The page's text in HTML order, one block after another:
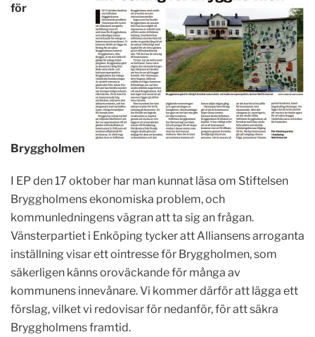
för
Bryggholmen
I EP den 17 oktober har man kunnat läsa om Stiftelsen
Bryggholmens ekonomiska problem, och
kommunledningens vägran att ta sig an frågan.
Vänsterpartiet i Enköping tycker att Alliansens arroganta
inställning visar ett ointresse för Bryggholmen, som
säkerligen känns oroväckande för många av
kommunens innevånare. Vi kommer därför att lägga ett
förslag, vilket vi redovisar för nedanför, för att säkra
Bryggholmens framtid.